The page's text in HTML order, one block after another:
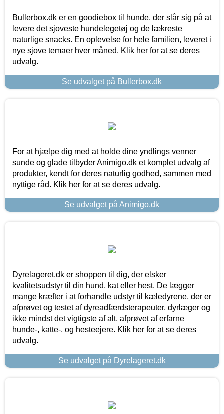
Bullerbox.dk er en goodiebox til hunde, der slår sig på at
levere det sjoveste hundelegetøj og de lækreste
naturlige snacks. En oplevelse for hele familien, leveret i
nye sjove temaer hver måned. Klik her for at se deres
udvalg.
Se udvalget på Bullerbox.dk
For at hjælpe dig med at holde dine yndlings venner
sunde og glade tilbyder Animigo.dk et komplet udvalg af
produkter, kendt for deres naturlig godhed, sammen med
nyttige råd. Klik her for at se deres udvalg.
Se udvalget på Animigo.dk
Dyrelageret.dk er shoppen til dig, der elsker
kvalitetsudstyr til din hund, kat eller hest. De lægger
mange kræfter i at forhandle udstyr til kæledyrene, der er
afprøvet og testet af dyreadfærdsterapeuter, dyrlæger og
ikke mindst det vigtigste af alt, afprøvet af erfarne
hunde-, katte-, og hesteejere. Klik her for at se deres
udvalg.
Se udvalget på Dyrelageret.dk